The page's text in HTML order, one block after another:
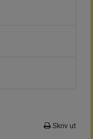
Skriv ut